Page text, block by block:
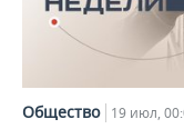
Общество 19 июл,